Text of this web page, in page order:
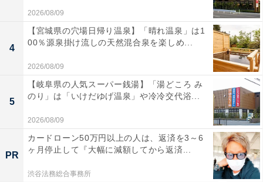
ゼンハイザーのワイヤレスヘッドホン「MOMENTUM
4 Wireless」の口コミは？
ゼンハイザーのワイヤレスヘッドホン「MOMENTUM 4
Wireless」には以下のような口コミが寄せられていま
まるでライブ会場にいるような音の広がりと臨場感
に感動しています
2026/08/09
4
【宮城県の穴場日帰り温泉】「晴れ温泉」は1
00％源泉掛け流しの天然混合泉を楽しめ...
2026/08/09
5
【岐阜県の人気スーパー銭湯】「湯どころ み
のり」は「いけだゆげ温泉」や冷冷交代浴...
2026/08/09
PR
カードローン50万円以上の人は、返済を3～6
ヶ月停止して『大幅に減額してから返済...
渋谷法務総合事務所